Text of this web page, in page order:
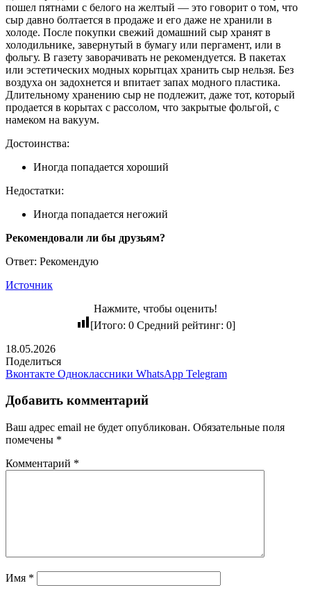
пошел пятнами с белого на желтый — это говорит о том, что
сыр давно болтается в продаже и его даже не хранили в
холоде. После покупки свежий домашний сыр хранят в
холодильнике, завернутый в бумагу или пергамент, или в
фольгу. В газету заворачивать не рекомендуется. В пакетах
или эстетических модных корытцах хранить сыр нельзя. Без
воздуха он задохнется и впитает запах модного пластика.
Длительному хранению сыр не подлежит, даже тот, который
продается в корытах с рассолом, что закрытые фольгой, с
намеком на вакуум.
Достоинства:
Иногда попадается хороший
Недостатки:
Иногда попадается негожий
Рекомендовали ли бы друзьям?
Ответ: Рекомендую
Источник
Нажмите, чтобы оценить!
[Итого: 0Средний рейтинг: 0]
18.05.2026
Поделиться
Вконтакте Одноклассники WhatsApp Telegram
Добавить комментарий
Ваш адрес email не будет опубликован. Обязательные поля
помечены *
Комментарий *
Имя *